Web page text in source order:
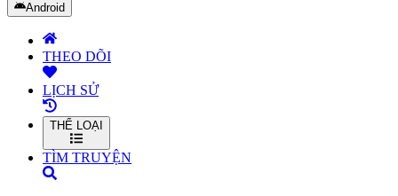
Android
THEO DÕI
LỊCH SỬ
THỂ LOẠI
TÌM TRUYỆN